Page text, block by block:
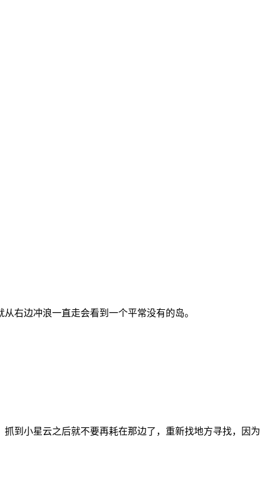
右边冲浪一直走会看到一个平常没有的岛。
到小星云之后就不要再耗在那边了，重新找地方寻找，因为